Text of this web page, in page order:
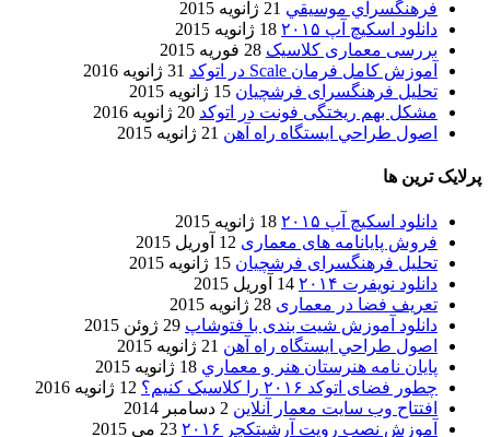
فرهنگسراي موسيقي 21 ژانویه 2015
دانلود اسکیچ آپ ۲۰۱۵
18 ژانویه 2015
بررسی معماری کلاسیک 28 فوریه 2015
آموزش کامل فرمان Scale در اتوکد
31 ژانویه 2016
تحلیل فرهنگسرای فرشچیان 15 ژانویه 2015
مشکل بهم ریختگی فونت در اتوکد 20 ژانویه 2016
اصول طراحي ایستگاه راه آهن 21 ژانویه 2015
پرلایک ترین ها
دانلود اسکیچ آپ ۲۰۱۵
18 ژانویه 2015
فروش پایانامه های معماری 12 آوریل 2015
تحلیل فرهنگسرای فرشچیان 15 ژانویه 2015
دانلود نویفرت ۲۰۱۴
14 آوریل 2015
تعریف فضا در معماری 28 ژانویه 2015
دانلود آموزش شیت بندی با فتوشاپ 29 ژوئن 2015
اصول طراحي ایستگاه راه آهن 21 ژانویه 2015
پایان نامه هنرستان هنر و معماري 18 ژانویه 2015
چطور فضای اتوکد ۲۰۱۶ را کلاسیک کنیم؟
12 ژانویه 2016
افتتاح وب سایت معمار آنلاین 2 دسامبر 2014
آموزش نصب رویت آرشیتکچر ۲۰۱۶
23 می 2015